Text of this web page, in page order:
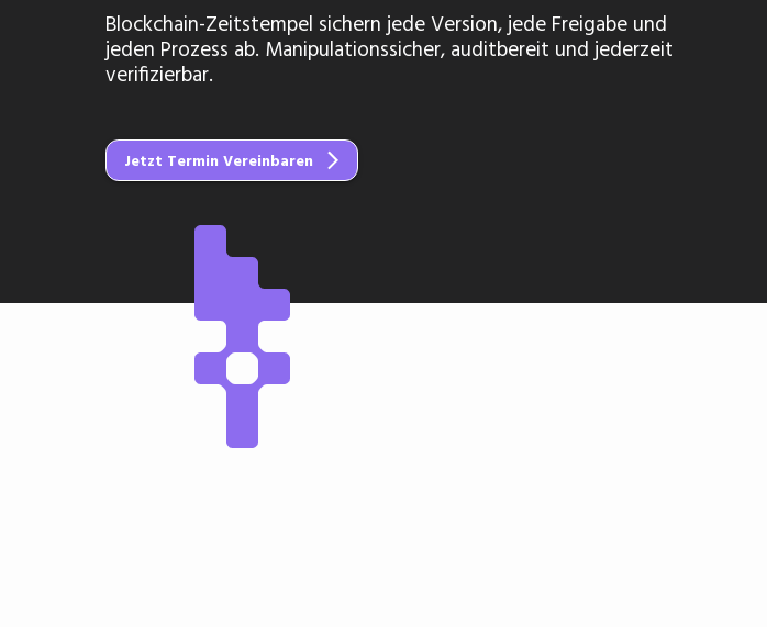
Blockchain-Zeitstempel sichern jede Version, jede Freigabe und
jeden Prozess ab. Manipulationssicher, auditbereit und jederzeit
verifizierbar.
Jetzt Termin Vereinbaren